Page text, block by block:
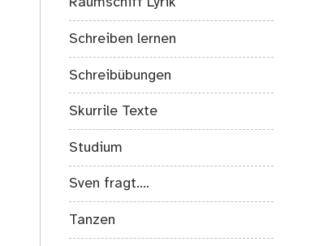
Schreiben lernen
Schreibübungen
Skurrile Texte
Studium
Sven fragt….
Tanzen